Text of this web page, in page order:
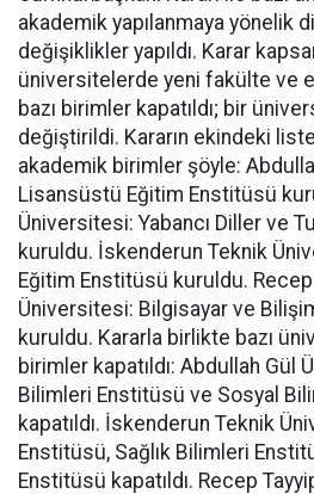
akademik yapılanmaya yönelik
değişiklikler yapıldı. Karar
üniversitelerde yeni fakülte ve
bazı birimler kapatıldı; bir
değiştirildi. Kararın ekindeki
akademik birimler şöyle:
Lisansüstü Eğitim Enstitüsü
Üniversitesi: Yabancı Diller ve
kuruldu. İskenderun Teknik
Eğitim Enstitüsü kuruldu. Recep
Üniversitesi: Bilgisayar ve
kuruldu. Kararla birlikte bazı
birimler kapatıldı: Abdullah Gül
Bilimleri Enstitüsü ve Sosyal
kapatıldı. İskenderun Teknik
Enstitüsü, Sağlık Bilimleri
Enstitüsü kapatıldı. Recep